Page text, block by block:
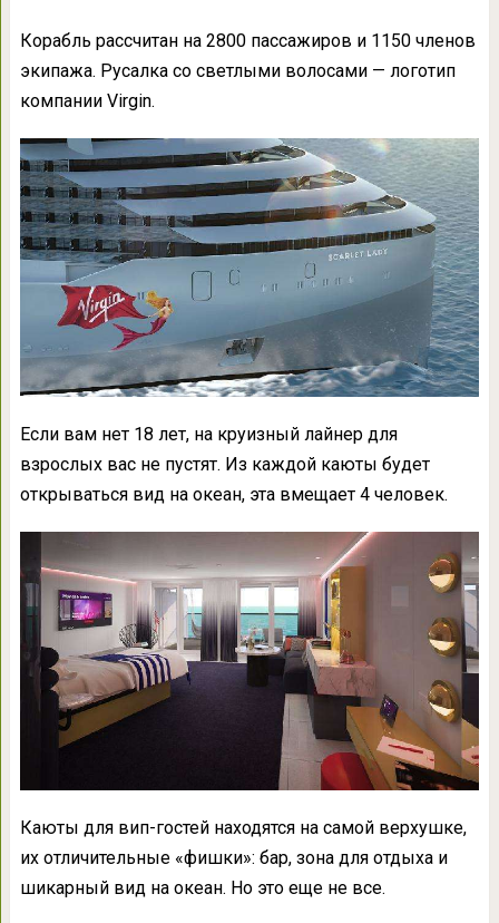
Корабль рассчитан на 2800 пассажиров и 1150 членов
экипажа. Русалка со светлыми волосами — логотип
компании Virgin.
Если вам нет 18 лет, на круизный лайнер для
взрослых вас не пустят. Из каждой каюты будет
открываться вид на океан, эта вмещает 4 человек.
Каюты для вип-гостей находятся на самой верхушке,
их отличительные «фишки»: бар, зона для отдыха и
шикарный вид на океан. Но это еще не все.